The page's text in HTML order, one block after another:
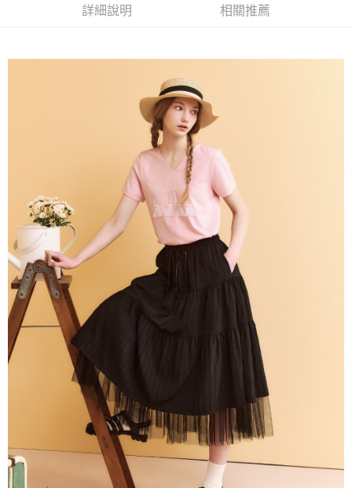
消。如遇「轉專審核」未通過狀況，表示未達大哥付你分期系統評分，恕無
2.透過簡訊連結打開帳單後，可選擇「超商條碼／台灣大直營門市／銀行轉
帳／街口支付／iPASS MONEY」等通路繳費。
1.本服務係由「台灣大哥大股份有限公司」（以下簡稱本公司）所提供，讓
用戶於交易時，得透過本服務購買商品或服務，並由商店將買賣／分期付款
買賣價金債權讓與本公司後，依約使用本公司帳單繳交帳款。
2.基於同意付款使用「大哥付你分期」之契約關係目的，商店將以您的個人
資料（包含姓名、電話或地址）提供予台灣大哥大進項蒐集、處理及利用，
由本公司與您本人進行分期帳單所需資料之確認、核對及更正。
3.完整用戶服務條款，請詳閱以下連結：https://oppay.tw/userRule
２．便利：只要手機號碼，簡訊認證，即可結帳。
【「AFTEE先享後付」結帳流程】
結帳頁面，進行簡訊認證並確認金額後，即可完成結帳。
２．訂單成立數日內，您將收到繳費通知簡訊。
３．收到繳費通知簡訊後14天內，點擊此簡訊中的連結，可透過四大超商／
ATM／網路銀行／等多元方式進行付款，方視為交易完成。
※ 請注意：結帳手續完成當下不需立刻繳費，但若您需要取消訂單，請聯絡
購買商品的店家。未經商家同意取消之訂單仍視為有效，需透過AFTEE先享
※ 交易是否成功請以「AFTEE先享後付 」之結帳頁面顯示為準，若有關於
是否繳費成功／繳費後需取消欲退款等相關疑問，請聯繫「AFTEE先享後付
客戶支援中心」
https://netprotections.freshdesk.com/support/home
【注意事項】
１．透過由恩沛科技股份有限公司提供之「AFTEE先享後付」服務完成之交
易，需依本服務之必要範圍內提供個人資料，並將交易相關給付款項請求債
權轉讓予恩沛科技股份有限公司。
２．關於個人資料處理事宜，請瀏覽以下網址：
https://aftee.tw/terms/#terms3
３．未成年的使用者請事先徵得法定代理人或監護人之同意方可使用
「AFTEE先享後付」，若未經同意申辦者引起之損失，本公司不負相關責
４．使用「AFTEE先享後付」時，將依據個別帳號之用戶狀況，依本公司即
時審查核予不同之上限額度；若仍有額度不足之情形，本公司將視審查結果
請求用戶進行身份認證。
５．嚴禁一人註冊多個帳號或使用他人資訊註冊。若發現惡意使用之情形，
恩沛科技股份有限公司將有權停止該用戶之使用額度並採取法律行動。
每筆NT$120，滿NT$2,500(含以上)免運費
每筆NT$120，滿NT$2,500(含以上)免運費
每筆NT$120，滿NT$2,500(含以上)免運費
7-11取貨付款
每筆NT$120，滿NT$2,500(含以上)免運費
付款後7-11取貨
每筆NT$120，滿NT$2,500(含以上)免運費
宅配
每筆NT$120，滿NT$2,500(含以上)免運費
每筆NT$120，滿NT$2,500(含以上)免運費
付款後門市自取
海外配送
詳細說明 相關推薦